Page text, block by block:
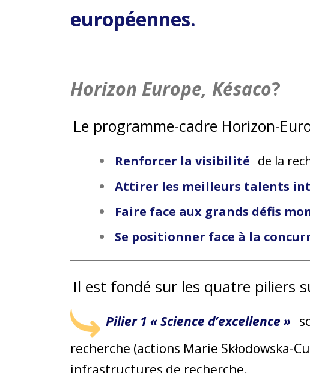
européennes.
Horizon Europe, Késaco?
Le programme-cadre Horizon-
Renforcer la visibilité de la
Attirer les meilleurs talents
Faire face aux grands défis
Se positionner face à la
Il est fondé sur les quatre piliers
Pilier 1 « Science d’excellence »
recherche (actions Marie Skłodowska-
infrastructures de recherche.